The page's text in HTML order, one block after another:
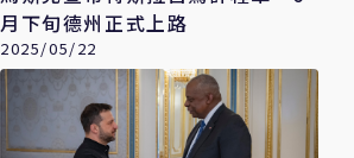
月下旬德州正式上路
2025/05/22